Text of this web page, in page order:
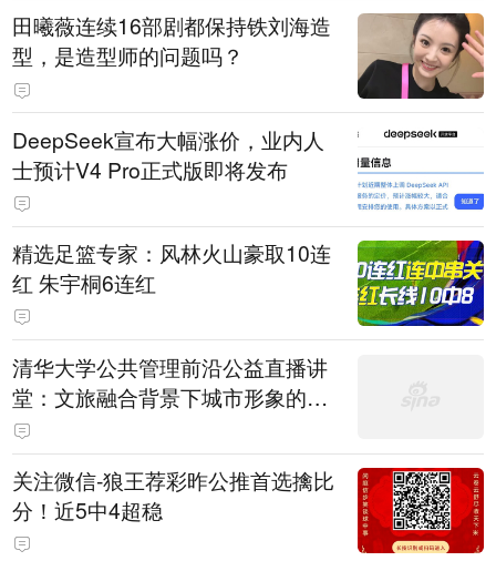
田曦薇连续16部剧都保持铁刘海造
型，是造型师的问题吗？
DeepSeek宣布大幅涨价，业内人
士预计V4 Pro正式版即将发布
精选足篮专家：风林火山豪取10连
红 朱宇桐6连红
清华大学公共管理前沿公益直播讲
堂：文旅融合背景下城市形象的构
建
关注微信-狼王荐彩昨公推首选擒比
分！近5中4超稳